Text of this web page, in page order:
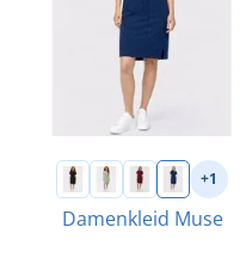
+1
Damenkleid Muse